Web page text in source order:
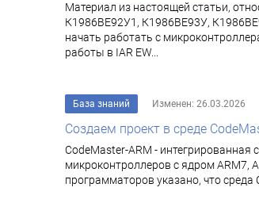
Материал из настоящей статьи,
К1986ВЕ92У1, К1986ВЕ93У,
начать работать с
работы в IAR EW...
База знаний Изменен: 26.03.2026
Создаем проект в среде
CodeMaster-ARM -
микроконтроллеров с ядром ARM7,
программаторов указано, что